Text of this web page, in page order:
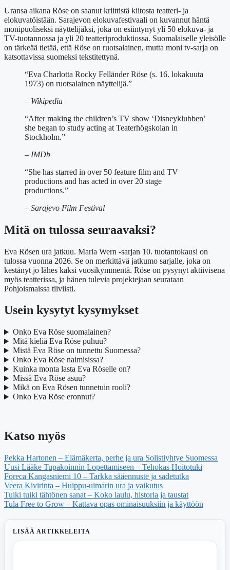
Uransa aikana Röse on saanut kriittistä kiitosta teatteri- ja
elokuvatöistään. Sarajevon elokuvafestivaali on kuvannut häntä
monipuoliseksi näyttelijäksi, joka on esiintynyt yli 50 elokuva- ja
TV-tuotannossa ja yli 20 teatteriproduktiossa. Suomalaiselle yleisölle
on tärkeää tietää, että Röse on ruotsalainen, mutta moni tv-sarja on
katsottavissa suomeksi tekstitettynä.
“Eva Charlotta Rocky Felländer Röse (s. 16. lokakuuta
1973) on ruotsalainen näyttelijä.”
– Wikipedia
“After making the children’s TV show ‘Disneyklubben’
she began to study acting at Teaterhögskolan in
Stockholm.”
– IMDb
“She has starred in over 50 feature film and TV
productions and has acted in over 20 stage
productions.”
– Sarajevo Film Festival
Mitä on tulossa seuraavaksi?
Eva Rösen ura jatkuu. Maria Wern -sarjan 10. tuotantokausi on
tulossa vuonna 2026. Se on merkittävä jatkumo sarjalle, joka on
kestänyt jo lähes kaksi vuosikymmentä. Röse on pysynyt aktiivisena
myös teatterissa, ja hänen tulevia projektejaan seurataan
Pohjoismaissa tiiviisti.
Usein kysytyt kysymykset
Onko Eva Röse suomalainen?
Mitä kieliä Eva Röse puhuu?
Mistä Eva Röse on tunnettu Suomessa?
Onko Eva Röse naimisissa?
Kuinka monta lasta Eva Röselle on?
Missä Eva Röse asuu?
Mikä on Eva Rösen tunnetuin rooli?
Onko Eva Röse eronnut?
Katso myös
Pekka Hartonen – Elämäkerta, perhe ja ura Solistiyhtye Suomessa
Uusi Lääke Tupakoinnin Lopettamiseen – Tehokas Hoitotuki
Foreca Kangasniemi 10 – Tarkka sääennuste ja sadetutka
Veera Kivirinta – Huippu-uimarin ura ja vaikutus
Tuiki tuiki tähtönen sanat – Koko laulu, historia ja taustat
Tula Free to Grow – Kattava opas ominaisuuksiin ja käyttöön
LISÄÄ ARTIKKELEITA